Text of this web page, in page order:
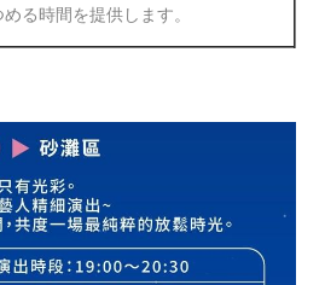
る時間を提供します。